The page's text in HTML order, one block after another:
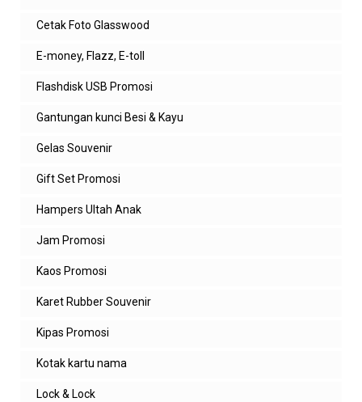
Cetak Foto Glasswood
E-money, Flazz, E-toll
Flashdisk USB Promosi
Gantungan kunci Besi & Kayu
Gelas Souvenir
Gift Set Promosi
Hampers Ultah Anak
Jam Promosi
Kaos Promosi
Karet Rubber Souvenir
Kipas Promosi
Kotak kartu nama
Lock & Lock